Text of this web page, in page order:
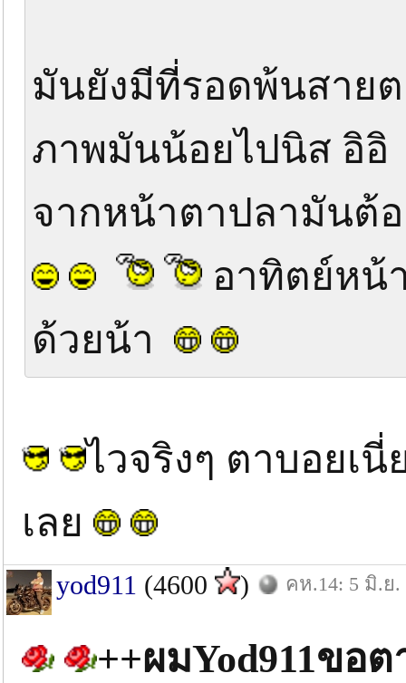
มันยังมีที่รอดพ้นสายต
ภาพมันน้อยไปนิส อิ
จากหน้าตาปลามันต้
อาทิตย์หน้
ด้วยน้า
ไวจริงๆ ตาบอยเ
เลย
yod911 (4600 ) คห.14: 5 มิ.ย.
++ผมYod911ขอ